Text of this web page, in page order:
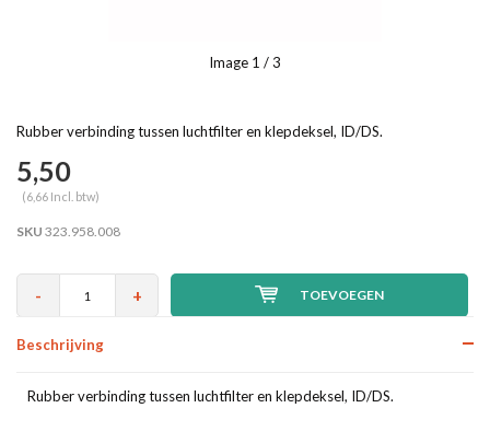
Image 1 / 3
Rubber verbinding tussen luchtfilter en klepdeksel, ID/DS.
5,50
(6,66 Incl. btw)
SKU 323.958.008
- + TOEVOEGEN
Beschrijving
Rubber verbinding tussen luchtfilter en klepdeksel, ID/DS.